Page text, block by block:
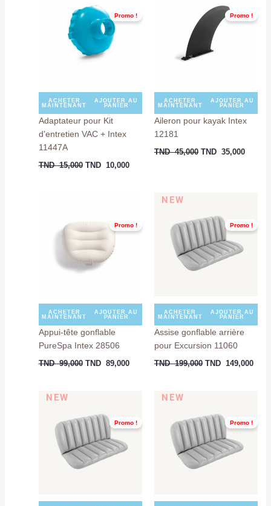
Promo !
ACHETER
MAINTENANT
AJOUTER AU
PANIER
Adaptateur pour Kit
d’entretien VAC + Intex
11447A
TND15,000
initial
était :
TND
15,000.
TND 10,000
est :
TND
Promo !
ACHETER
MAINTENANT
AJOUTER AU
PANIER
Aileron pour kayak Intex
12181
TND45,000
initial
était :
45,000.
TND 35,000
est :
TND
Promo !
ACHETER
MAINTENANT
AJOUTER AU
PANIER
Appui-tête gonflable
PureSpa Intex 28506
TND99,000
était :
TND
99,000.
TND 89,000
est :
TND
NEW
Promo !
ACHETER
MAINTENANT
AJOUTER AU
PANIER
Assise gonflable arrière
pour Excursion 11060
TND199,000
initial
était :
TND
199,000.
TND 149,000
est :
TND
NEW
Promo !
initial
était :
TND
199,000.
est :
NEW
Promo !
initial
était :
TND
199,000.
est :